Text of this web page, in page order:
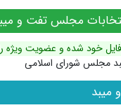
مجلس تفت و
خود شده و عضویت ویژه
مجلس شورای اسلامی
میبد